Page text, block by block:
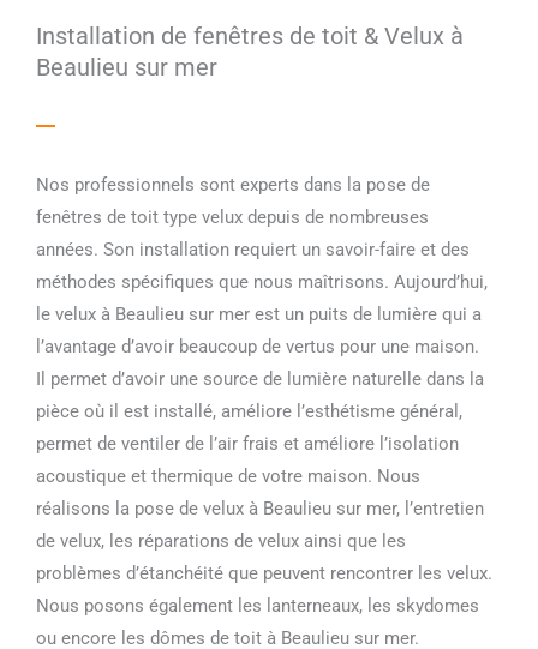
Installation de fenêtres de toit & Velux à
Beaulieu sur mer
Nos professionnels sont experts dans la pose de
fenêtres de toit type velux depuis de nombreuses
années. Son installation requiert un savoir-faire et des
méthodes spécifiques que nous maîtrisons. Aujourd’hui,
le velux à Beaulieu sur mer est un puits de lumière qui a
l’avantage d’avoir beaucoup de vertus pour une maison.
Il permet d’avoir une source de lumière naturelle dans la
pièce où il est installé, améliore l’esthétisme général,
permet de ventiler de l’air frais et améliore l’isolation
acoustique et thermique de votre maison. Nous
réalisons la pose de velux à Beaulieu sur mer, l’entretien
de velux, les réparations de velux ainsi que les
problèmes d’étanchéité que peuvent rencontrer les velux.
Nous posons également les lanterneaux, les skydomes
ou encore les dômes de toit à Beaulieu sur mer.